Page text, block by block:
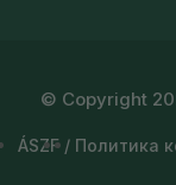
© Copyright
ÁSZF / Политика